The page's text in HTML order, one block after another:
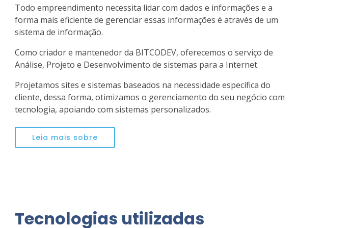
Todo empreendimento necessita lidar com dados e informações e a
forma mais eficiente de gerenciar essas informações é através de um
sistema de informação.
Como criador e mantenedor da BITCODEV, oferecemos o serviço de
Análise, Projeto e Desenvolvimento de sistemas para a Internet.
Projetamos sites e sistemas baseados na necessidade específica do
cliente, dessa forma, otimizamos o gerenciamento do seu negócio com
tecnologia, apoiando com sistemas personalizados.
Leia mais sobre
Tecnologias utilizadas